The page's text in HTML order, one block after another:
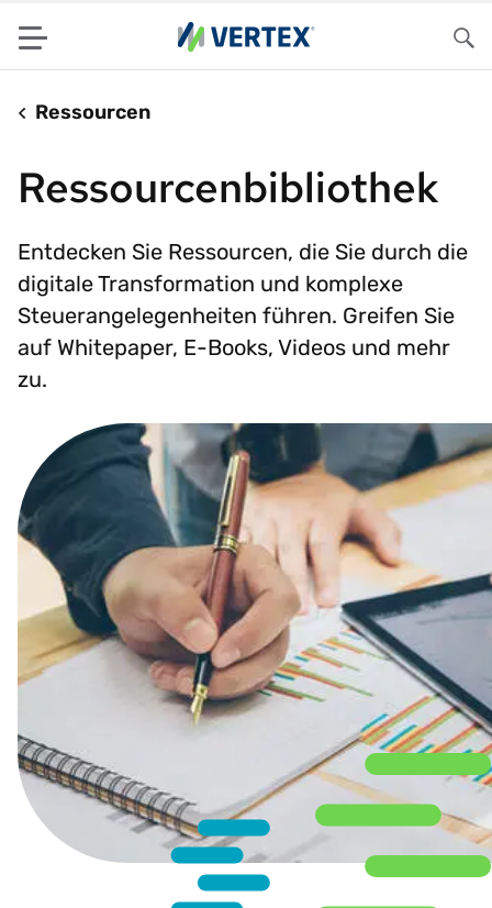
Menu
Ressourcen
Ressourcenbibliothek
Entdecken Sie Ressourcen, die Sie durch die
digitale Transformation und komplexe
Steuerangelegenheiten führen. Greifen Sie
auf Whitepaper, E-Books, Videos und mehr
zu.